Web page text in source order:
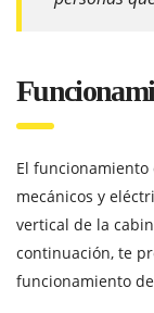
El funcionamiento
mecánicos y
vertical de la
continuación, te
funcionamiento